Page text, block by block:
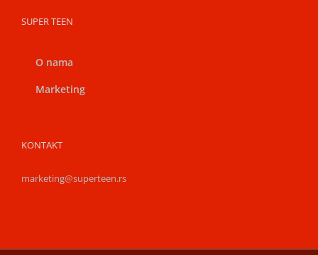
SUPER TEEN
O nama
Marketing
KONTAKT
marketing@superteen.rs